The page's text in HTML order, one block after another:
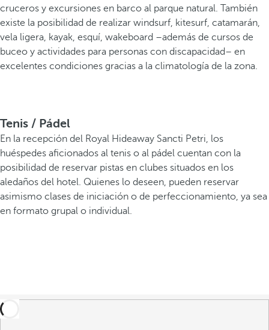
cruceros y excursiones en barco al parque natural. También
existe la posibilidad de realizar windsurf, kitesurf, catamarán,
vela ligera, kayak, esquí, wakeboard –además de cursos de
buceo y actividades para personas con discapacidad– en
excelentes condiciones gracias a la climatología de la zona.
Tenis / Pádel
En la recepción del Royal Hideaway Sancti Petri, los
huéspedes aficionados al tenis o al pádel cuentan con la
posibilidad de reservar pistas en clubes situados en los
aledaños del hotel. Quienes lo deseen, pueden reservar
asimismo clases de iniciación o de perfeccionamiento, ya sea
en formato grupal o individual.